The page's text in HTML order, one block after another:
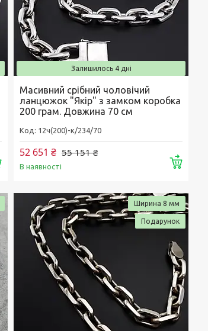
Купити
Залишилось 4 дні
Масивний срібний чоловічий
ланцюжок "Якір" з замком коробка
200 грам. Довжина 70 см
12ч(200)-к/234/70
55 151 ₴
52 651 ₴
В наявності
Ширина 8 мм
Подарунок